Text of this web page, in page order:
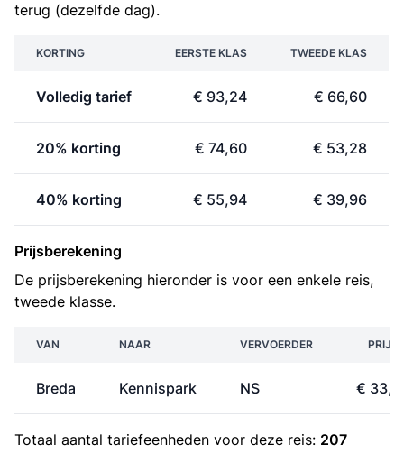
terug (dezelfde dag).
KORTING EERSTE KLAS TWEEDE KLAS
Volledig tarief € 93,24 € 66,60
20% korting € 74,60 € 53,28
40% korting € 55,94 € 39,96
Prijsberekening
De prijsberekening hieronder is voor een enkele reis,
tweede klasse.
VAN NAAR VERVOERDER PRIJS
Breda Kennispark NS €
Totaal aantal tariefeenheden voor deze reis: 207